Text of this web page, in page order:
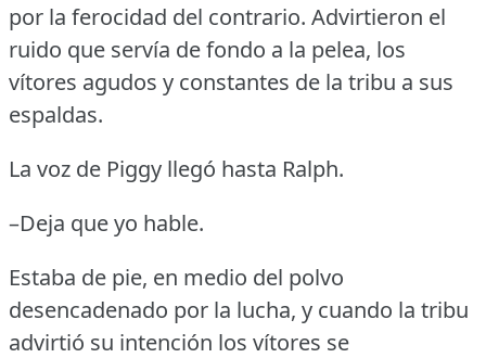
por la ferocidad del contrario. Advirtieron el
ruido que servía de fondo a la pelea, los
vítores agudos y constantes de la tribu a sus
espaldas.
La voz de Piggy llegó hasta Ralph.
–Deja que yo hable.
Estaba de pie, en medio del polvo
desencadenado por la lucha, y cuando la tribu
advirtió su intención los vítores se